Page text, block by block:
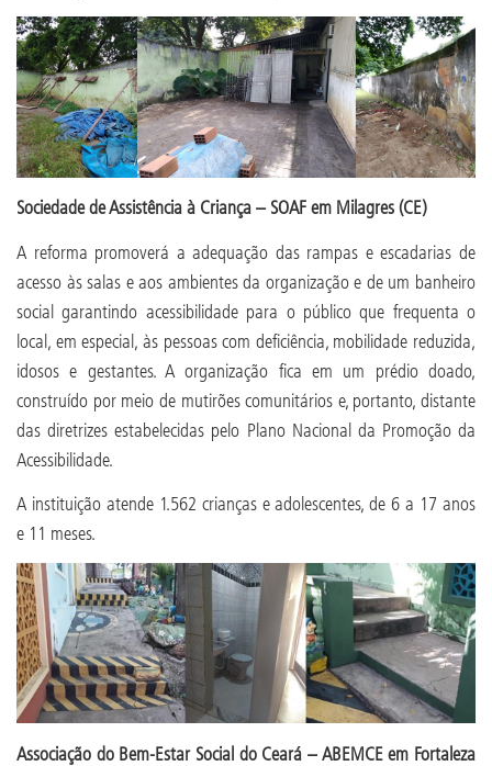
Sociedade de Assistência à Criança – SOAF em Milagres (CE)
A reforma promoverá a adequação das rampas e escadarias de
acesso às salas e aos ambientes da organização e de um banheiro
social garantindo acessibilidade para o público que frequenta o
local, em especial, às pessoas com deficiência, mobilidade reduzida,
idosos e gestantes. A organização fica em um prédio doado,
construído por meio de mutirões comunitários e, portanto, distante
das diretrizes estabelecidas pelo Plano Nacional da Promoção da
Acessibilidade.
A instituição atende 1.562 crianças e adolescentes, de 6 a 17 anos
e 11 meses.
Associação do Bem-Estar Social do Ceará – ABEMCE em Fortaleza